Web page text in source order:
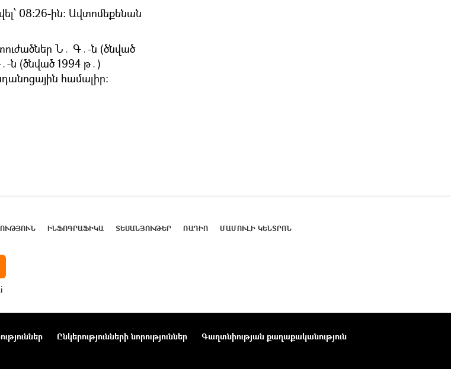
08։26-ին։ Ավտոմեքենան
Ն․ Գ․-ն (ծնված
ն (ծնված 1994 թ․)
համալիր։
ԻՆՖՈԳՐԱՖԻԿԱ ՏԵՍԱՆՅՈՒԹԵՐ ՌԱԴԻՈ ՄԱՄՈՒԼԻ ԿԵՆՏՐՈՆ
Ընկերությունների նորություններ
Գաղտնիության քաղաքականություն